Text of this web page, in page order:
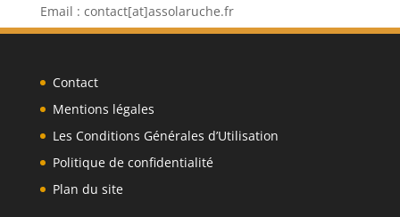
Email : contact[at]assolaruche.fr
Contact
Mentions légales
Les Conditions Générales d’Utilisation
Politique de confidentialité
Plan du site